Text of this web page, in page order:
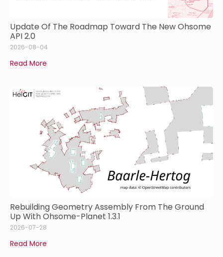
Update Of The Roadmap Toward The New Ohsome
API 2.0
2026-08-04
Read More
Rebuilding Geometry Assembly From The Ground
Up With Ohsome-Planet 1.3.1
2026-07-28
Read More